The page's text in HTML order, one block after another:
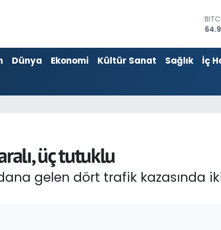
Dünya Ekonomi Kültür Sanat Sağlık İç
üç tutuklu
gelen dört trafik kazasında